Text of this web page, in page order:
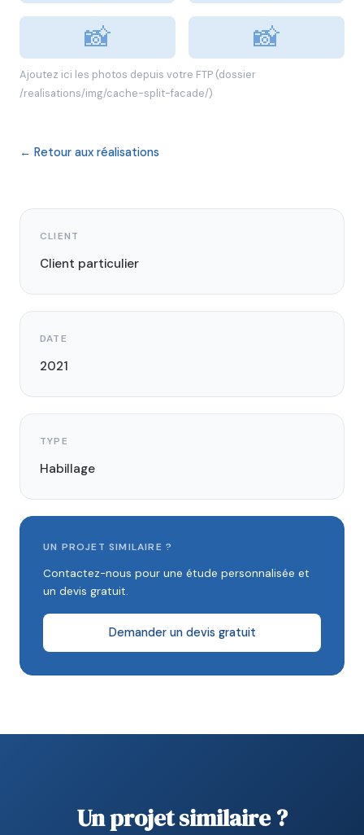
📸
📸
Ajoutez ici les photos depuis votre FTP (dossier
/realisations/img/cache-split-facade/)
← Retour aux réalisations
CLIENT
Client particulier
DATE
2021
TYPE
Habillage
UN PROJET SIMILAIRE ?
Contactez-nous pour une étude personnalisée et
un devis gratuit.
Demander un devis gratuit
Un projet similaire ?